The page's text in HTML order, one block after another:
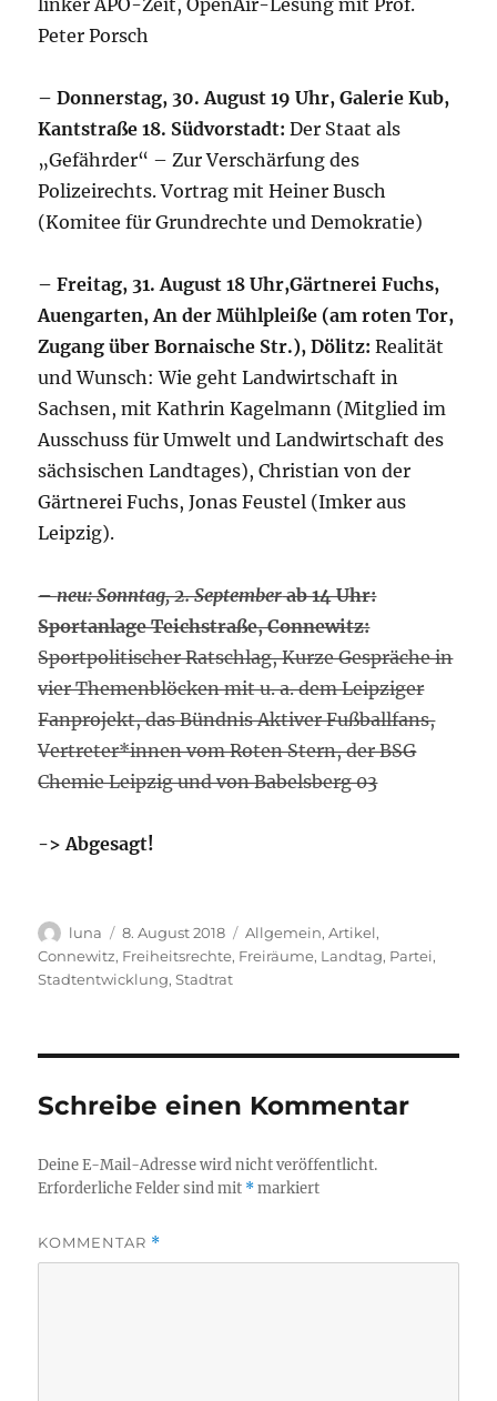
Peter Porsch
– Donnerstag, 30. August 19 Uhr, Galerie Kub,
Kantstraße 18. Südvorstadt: Der Staat als
„Gefährder“ – Zur Verschärfung des
Polizeirechts. Vortrag mit Heiner Busch
(Komitee für Grundrechte und Demokratie)
– Freitag, 31. August 18 Uhr,Gärtnerei Fuchs,
Auengarten, An der Mühlpleiße (am roten Tor,
Zugang über Bornaische Str.), Dölitz: Realität
und Wunsch: Wie geht Landwirtschaft in
Sachsen, mit Kathrin Kagelmann (Mitglied im
Ausschuss für Umwelt und Landwirtschaft des
sächsischen Landtages), Christian von der
Gärtnerei Fuchs, Jonas Feustel (Imker aus
Leipzig).
–neu: Sonntag, 2. Septemberab 14 Uhr:
Sportanlage Teichstraße, Connewitz:
Sportpolitischer Ratschlag, Kurze Gespräche in
vier Themenblöcken mit u. a. dem Leipziger
Fanprojekt, das Bündnis Aktiver Fußballfans,
Vertreter*innen vom Roten Stern, der BSG
Chemie Leipzig und von Babelsberg 03
-> Abgesagt!
Autor
luna
Veröffentlicht
am
8. August 2018 Kategorien
Allgemein,Artikel,
Connewitz, Freiheitsrechte, Freiräume, Landtag, Partei,
Stadtentwicklung,Stadtrat
Schreibe einen Kommentar
Deine E-Mail-Adresse wird nicht veröffentlicht.
Erforderliche Felder sind mit *markiert
KOMMENTAR *